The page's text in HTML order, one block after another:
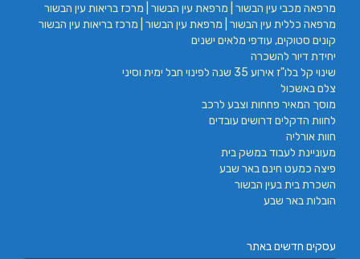
מרפאה מכבי עין הבשור | מרפאת עין הבשור | מרכז בריאות עין הבשור
מרפאה כללית עין הבשור | מרפאת עין הבשור | מרכז בריאות עין הבשור
קונים סטוקים, עודפי מלאים ישנים
יחידת דיור להשכרה
שינוי קל בלו"ז אירוע 35 שנה לפינוי חבל ימית וסיני
צלם באשכול
מוסך המאיר פחחות וצבע לרכב
לחוות הדקלים דרושים עובדים
חוות אורליה
מעוניינת לעבוד במשק בית
פיצה כמעט חינם באר שבע
השכרת בית בעין הבשור
הובלות באר שבע
עסקים חדשים באתר